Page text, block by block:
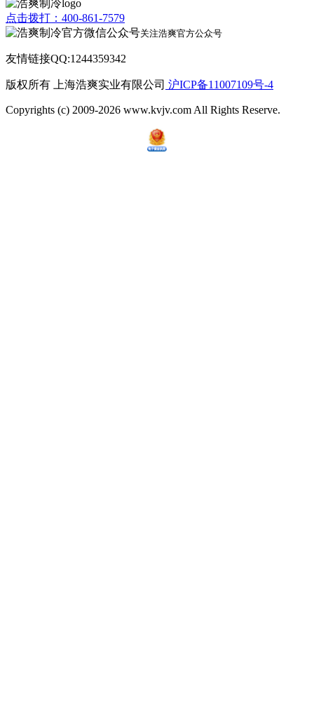
点击拨打：400-861-7579
关注浩爽官方公众号
友情链接QQ:1244359342
版权所有 上海浩爽实业有限公司 沪ICP备11007109号-4
Copyrights (c) 2009-2026 www.kvjv.com All Rights Reserve.